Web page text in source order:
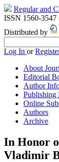
Regular and
ISSN 1560-3547
Distributed by
Log In or
About
Editorial
Author
Publishing
Online
Authors
Archive
In Honor
Vladimir